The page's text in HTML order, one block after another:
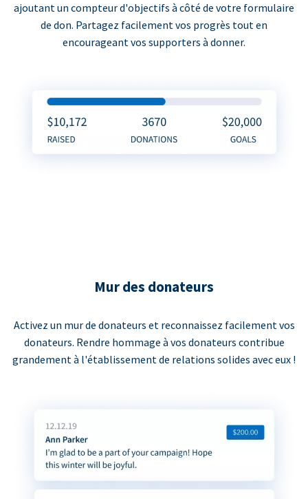
ajoutant un compteur d'objectifs à côté de votre formulaire
de don. Partagez facilement vos progrès tout en
encourageant vos supporters à donner.
Mur des donateurs
Activez un mur de donateurs et reconnaissez facilement vos
donateurs. Rendre hommage à vos donateurs contribue
grandement à l'établissement de relations solides avec eux !